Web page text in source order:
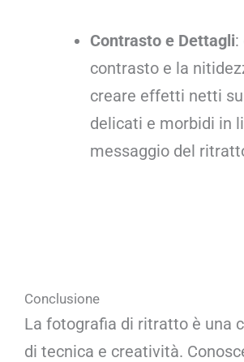
Contrasto e Dettagli:
contrasto e la
creare effetti netti
delicati e morbidi in
messaggio del
Conclusione
La fotografia di ritratto è una
di tecnica e creatività.